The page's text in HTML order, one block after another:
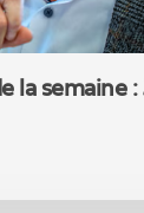
la semaine